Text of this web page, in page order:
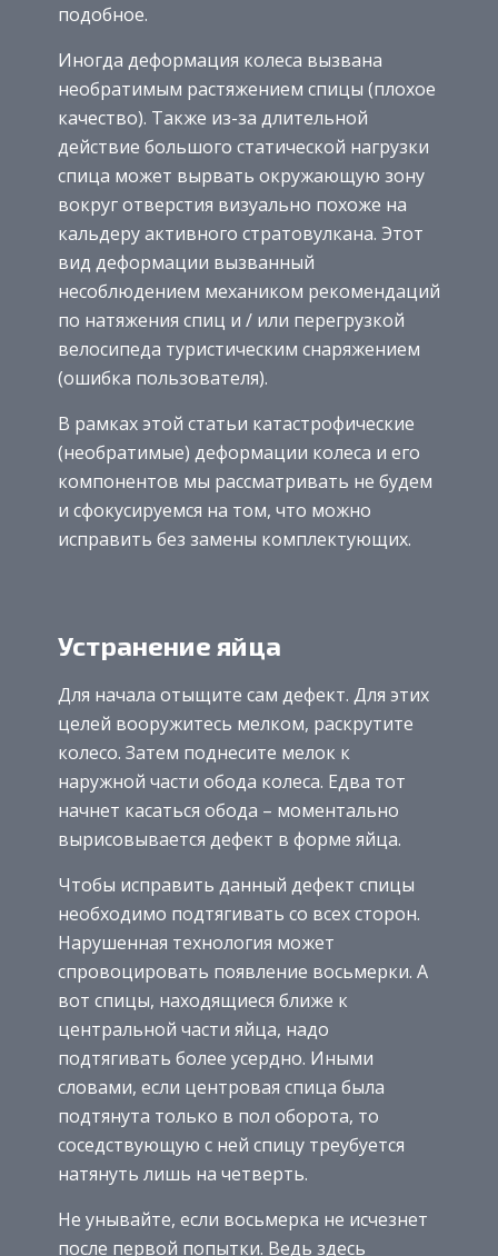
подобное.
Иногда деформация колеса вызвана
необратимым растяжением спицы (плохое
качество). Также из-за длительной
действие большого статической нагрузки
спица может вырвать окружающую зону
вокруг отверстия визуально похоже на
кальдеру активного стратовулкана. Этот
вид деформации вызванный
несоблюдением механиком рекомендаций
по натяжения спиц и / или перегрузкой
велосипеда туристическим снаряжением
(ошибка пользователя).
В рамках этой статьи катастрофические
(необратимые) деформации колеса и его
компонентов мы рассматривать не будем
и сфокусируемся на том, что можно
исправить без замены комплектующих.
Устранение яйца
Для начала отыщите сам дефект. Для этих
целей вооружитесь мелком, раскрутите
колесо. Затем поднесите мелок к
наружной части обода колеса. Едва тот
начнет касаться обода – моментально
вырисовывается дефект в форме яйца.
Чтобы исправить данный дефект спицы
необходимо подтягивать со всех сторон.
Нарушенная технология может
спровоцировать появление восьмерки. А
вот спицы, находящиеся ближе к
центральной части яйца, надо
подтягивать более усердно. Иными
словами, если центровая спица была
подтянута только в пол оборота, то
соседствующую с ней спицу треубуется
натянуть лишь на четверть.
Не унывайте, если восьмерка не исчезнет
после первой попытки. Ведь здесь